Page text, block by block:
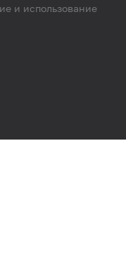
и использование